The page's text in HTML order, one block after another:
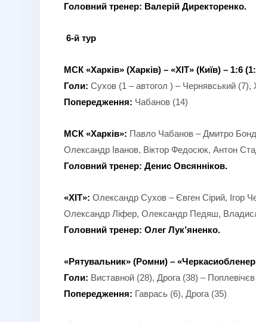
Головний тренер: Валерій Директоренко.
6-й тур
МСК «Харків» (Харків) – «ХІТ» (Київ) – 1:6
Голи: Сухов (1 – автогол ) – Чернявський
Попередження: Чабанов (14)
МСК «Харків»: Павло Чабанов – Дмитро
Олександр Іванов, Віктор Федосюк, Антон
Головний тренер: Денис Овсянніков.
«ХІТ»: Олександр Сухов – Євген Сірий, Ігор
Олександр Ліфер, Олександр Педяш,
Головний тренер: Олег Лук’яненко.
«Рятувальник» (Ромни) – «
Голи: Виставной (28), Дрога (38) –
Попередження: Гаврась (6), Дрога (35)